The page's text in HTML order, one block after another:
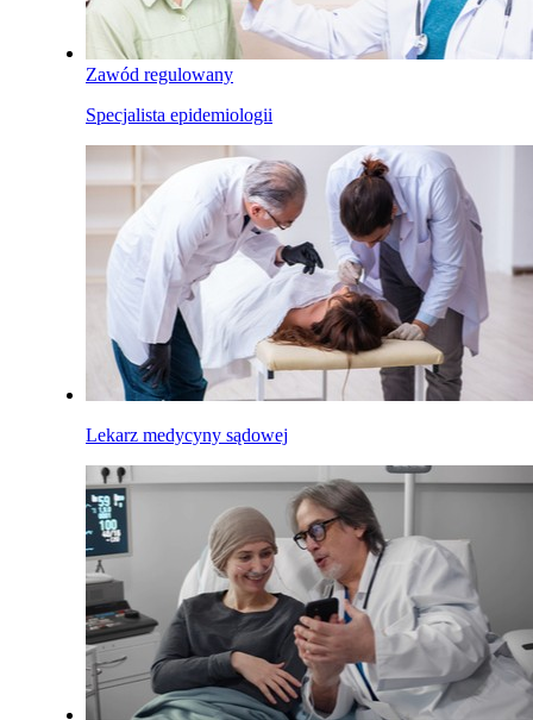
Zawód regulowany
Specjalista epidemiologii
Lekarz medycyny sądowej